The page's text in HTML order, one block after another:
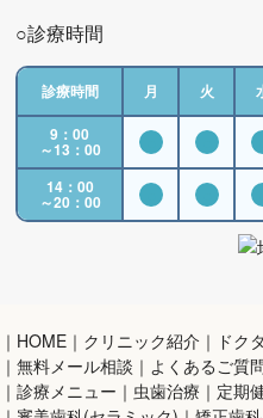
○診療時間
診療時間 月 火
9：00
～13：00
14：00
～20：00
HOME クリニック紹介 ドク
無料メール相談
よくあるご質
診療メニュー
虫歯治療
定期